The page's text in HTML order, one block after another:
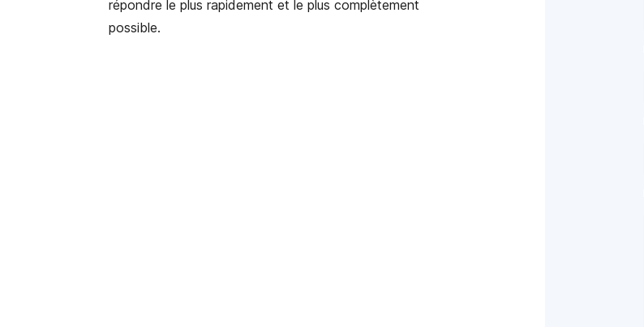
répondre le plus rapidement et le plus complètement
possible.